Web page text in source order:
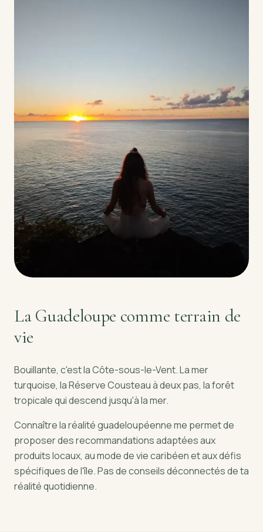
La Guadeloupe comme terrain de
vie
Bouillante, c'est la Côte-sous-le-Vent. La mer
turquoise, la Réserve Cousteau à deux pas, la forêt
tropicale qui descend jusqu'à la mer.
Connaître la réalité guadeloupéenne me permet de
proposer des recommandations adaptées aux
produits locaux, au mode de vie caribéen et aux défis
spécifiques de l'île. Pas de conseils déconnectés de ta
réalité quotidienne.